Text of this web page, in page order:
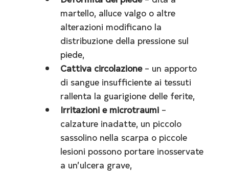
martello, alluce valgo o altre
alterazioni modificano la
distribuzione della pressione sul
piede,
Cattiva circolazione – un apporto
di sangue insufficiente ai tessuti
rallenta la guarigione delle ferite,
Irritazioni e microtraumi –
calzature inadatte, un piccolo
sassolino nella scarpa o piccole
lesioni possono portare inosservate
a un’ulcera grave,